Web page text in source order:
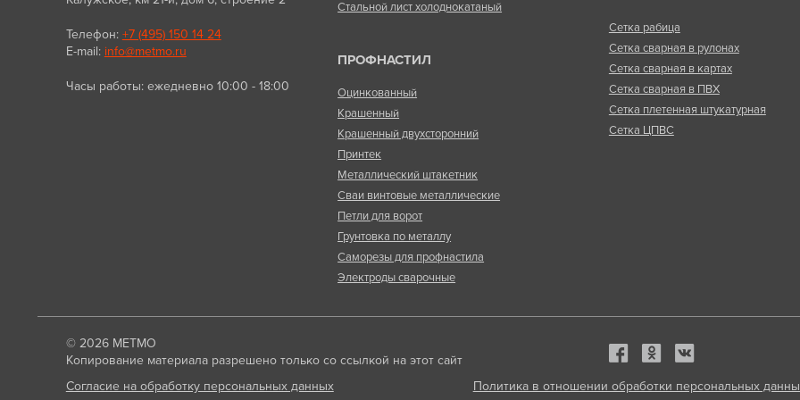
Телефон: +7 (495) 150 14 24
E-mail: info@metmo.ru
Часы работы: ежедневно 10:00 - 18:00
Стальной лист холоднокатаный
ПРОФНАСТИЛ
Оцинкованный
Крашенный
Крашенный двухсторонний
Принтек
Металлический штакетник
Сваи винтовые металлические
Петли для ворот
Грунтовка по металлу
Саморезы для профнастила
Электроды сварочные
Сетка рабица
Сетка сварная в рулонах
Сетка сварная в картах
Сетка сварная в ПВХ
Сетка плетенная штукатурная
Сетка ЦПВС
© 2026 МЕТМО
Копирование материала разрешено только со ссылкой на этот сайт
Согласие на обработку персональных данных
Политика в отношении обработки персональных